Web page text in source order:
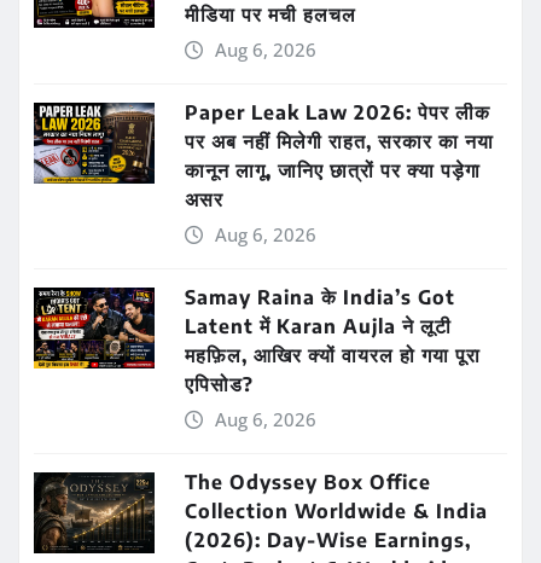
मीडिया पर मची हलचल
Aug 6, 2026
Paper Leak Law 2026: पेपर लीक
पर अब नहीं मिलेगी राहत, सरकार का नया
कानून लागू, जानिए छात्रों पर क्या पड़ेगा
असर
Aug 6, 2026
Samay Raina के India’s Got
Latent में Karan Aujla ने लूटी
महफ़िल, आखिर क्यों वायरल हो गया पूरा
एपिसोड?
Aug 6, 2026
The Odyssey Box Office
Collection Worldwide & India
(2026): Day-Wise Earnings,